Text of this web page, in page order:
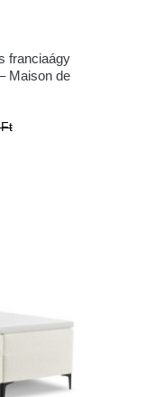
franciaágy
Maison de